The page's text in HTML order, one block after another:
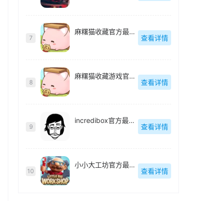
7
麻糬猫收藏官方最新版
查看详情
8
麻糬猫收藏游戏官方最新版
查看详情
9
incredibox官方最新版
查看详情
10
小小大工坊官方最新版
查看详情